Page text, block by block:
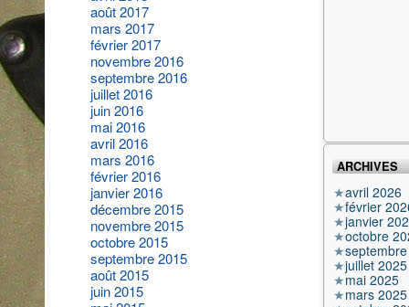
août 2017
mars 2017
février 2017
novembre 2016
septembre 2016
juillet 2016
juin 2016
mai 2016
avril 2016
mars 2016
février 2016
janvier 2016
décembre 2015
novembre 2015
octobre 2015
septembre 2015
août 2015
juin 2015
ARCHIVES
avril 2026
février
janvier
octobre
juillet 2025
mai 2025
mars 2025